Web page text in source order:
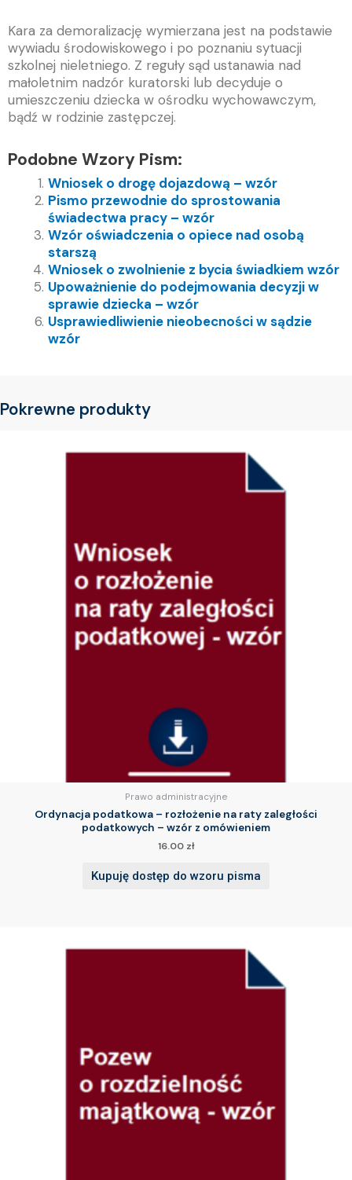
Kara za demoralizację wymierzana jest na podstawie
wywiadu środowiskowego i po poznaniu sytuacji
szkolnej nieletniego. Z reguły sąd ustanawia nad
małoletnim nadzór kuratorski lub decyduje o
umieszczeniu dziecka w ośrodku wychowawczym,
bądź w rodzinie zastępczej.
Podobne Wzory Pism:
Wniosek o drogę dojazdową – wzór
Pismo przewodnie do sprostowania
świadectwa pracy – wzór
Wzór oświadczenia o opiece nad osobą
starszą
Wniosek o zwolnienie z bycia świadkiem wzór
Upoważnienie do podejmowania decyzji w
sprawie dziecka – wzór
Usprawiedliwienie nieobecności w sądzie
wzór
Pokrewne produkty
Prawo administracyjne
Ordynacja podatkowa – rozłożenie na raty zaległości
podatkowych – wzór z omówieniem
16.00 zł
Kupuję dostęp do wzoru pisma